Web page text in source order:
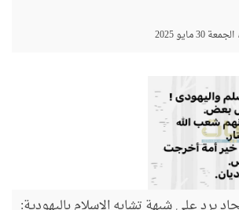
الجمعة 30 مايو 2025